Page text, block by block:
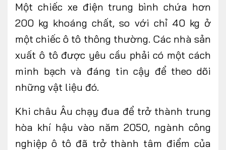
0972271616
ngocvu.vneconomy@gmail.com
Một chiếc xe điện trung bình chứa hơn
200 kg khoáng chất, so với chỉ 40 kg ở
một chiếc ô tô thông thường. Các nhà sản
xuất ô tô được yêu cầu phải có một cách
minh bạch và đáng tin cậy để theo dõi
những vật liệu đó.
Khi châu Âu chạy đua để trở thành trung
hòa khí hậu vào năm 2050, ngành công
nghiệp ô tô đã trở thành tâm điểm của